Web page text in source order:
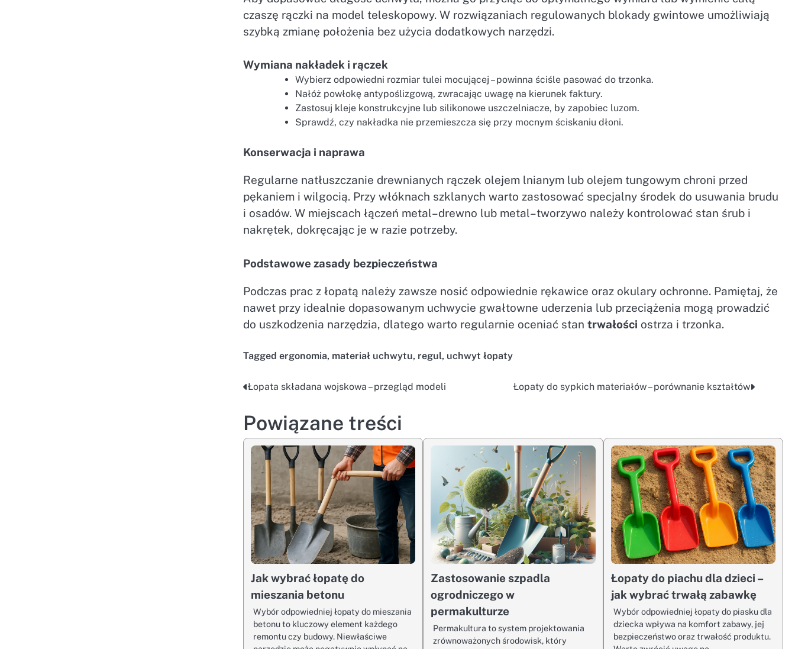
czaszę rączki na model teleskopowy. W rozwiązaniach regulowanych blokady gwintowe umożliwiają
szybką zmianę położenia bez użycia dodatkowych narzędzi.
Wymiana nakładek i rączek
Wybierz odpowiedni rozmiar tulei mocującej – powinna ściśle pasować do trzonka.
Nałóż powłokę antypoślizgową, zwracając uwagę na kierunek faktury.
Zastosuj kleje konstrukcyjne lub silikonowe uszczelniacze, by zapobiec luzom.
Sprawdź, czy nakładka nie przemieszcza się przy mocnym ściskaniu dłoni.
Konserwacja i naprawa
Regularne natłuszczanie drewnianych rączek olejem lnianym lub olejem tungowym chroni przed
pękaniem i wilgocią. Przy włóknach szklanych warto zastosować specjalny środek do usuwania brudu
i osadów. W miejscach łączeń metal–drewno lub metal–tworzywo należy kontrolować stan śrub i
nakrętek, dokręcając je w razie potrzeby.
Podstawowe zasady bezpieczeństwa
Podczas prac z łopatą należy zawsze nosić odpowiednie rękawice oraz okulary ochronne. Pamiętaj, że
nawet przy idealnie dopasowanym uchwycie gwałtowne uderzenia lub przeciążenia mogą prowadzić
do uszkodzenia narzędzia, dlatego warto regularnie oceniać stantrwałości ostrza i trzonka.
Taggedergonomia, materiał uchwytu, regul, uchwyt łopaty
Nawigacja
wpisu
Łopata składana wojskowa – przegląd modeli Łopaty do sypkich materiałów – porównanie kształtów
Powiązane treści
Jak wybrać łopatę do
mieszania betonu
Wybór odpowiedniej łopaty do mieszania
betonu to kluczowy element każdego
remontu czy budowy. Niewłaściwe
Zastosowanie szpadla
ogrodniczego w
permakulturze
Permakultura to system projektowania
zrównoważonych środowisk, który
Łopaty do piachu dla dzieci –
jak wybrać trwałą zabawkę
Wybór odpowiedniej łopaty do piasku dla
dziecka wpływa na komfort zabawy, jej
bezpieczeństwo oraz trwałość produktu.